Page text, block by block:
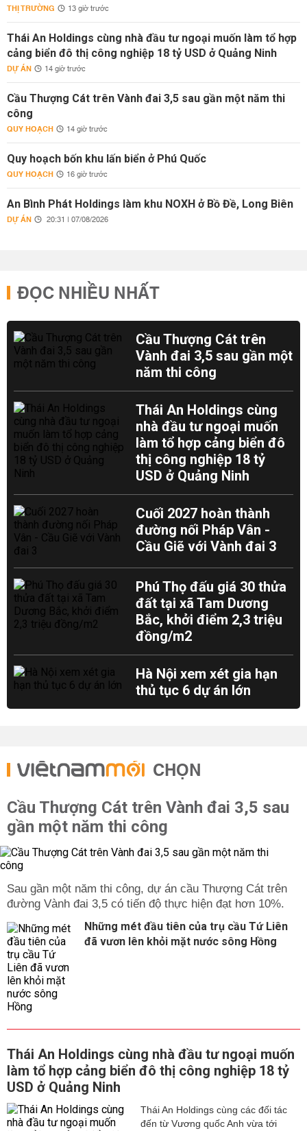
THỊ TRƯỜNG 13 giờ trước
Thái An Holdings cùng nhà đầu tư ngoại muốn làm tổ hợp
cảng biển đô thị công nghiệp 18 tỷ USD ở Quảng Ninh
DỰ ÁN 14 giờ trước
Cầu Thượng Cát trên Vành đai 3,5 sau gần một năm thi
công
QUY HOẠCH 14 giờ trước
Quy hoạch bốn khu lấn biển ở Phú Quốc
QUY HOẠCH 16 giờ trước
An Bình Phát Holdings làm khu NOXH ở Bồ Đề, Long Biên
DỰ ÁN 20:31 | 07/08/2026
ĐỌC NHIỀU NHẤT
Cầu Thượng Cát trên
Vành đai 3,5 sau gần một
năm thi công
Thái An Holdings cùng
nhà đầu tư ngoại muốn
làm tổ hợp cảng biển đô
thị công nghiệp 18 tỷ
USD ở Quảng Ninh
Cuối 2027 hoàn thành
đường nối Pháp Vân -
Cầu Giẽ với Vành đai 3
Phú Thọ đấu giá 30 thửa
đất tại xã Tam Dương
Bắc, khởi điểm 2,3 triệu
đồng/m2
Hà Nội xem xét gia hạn
thủ tục 6 dự án lớn
CHỌN
Cầu Thượng Cát trên Vành đai 3,5 sau
gần một năm thi công
Sau gần một năm thi công, dự án cầu Thượng Cát trên
đường Vành đai 3,5 có tiến độ thực hiện đạt hơn 10%.
Những mét đầu tiên của trụ cầu Tứ Liên
đã vươn lên khỏi mặt nước sông Hồng
Thái An Holdings cùng nhà đầu tư ngoại muốn
làm tổ hợp cảng biển đô thị công nghiệp 18 tỷ
USD ở Quảng Ninh
Thái An Holdings cùng các đối tác
đến từ Vương quốc Anh vừa tới